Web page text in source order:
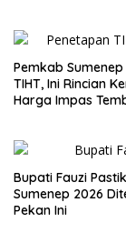
Pemkab
TIHT, Ini Rincian
Harga Impas
Bupati Fauzi
Sumenep 2026
Pekan Ini